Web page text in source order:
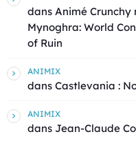
dans Animé Crunchy
Mynoghra: World
of Ruin
ANIMIX
dans Castlevania :
ANIMIX
dans Jean-Claude